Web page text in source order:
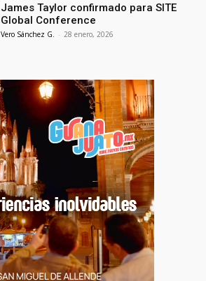
James Taylor confirmado para SITE
Global Conference
Vero Sánchez G. - 28 enero, 2026